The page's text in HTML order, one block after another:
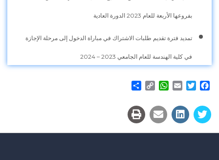
بفروعها الأربعة للعام 2023 الدورة العادية
تمديد فترة تقديم طلبات الاشتراك في مباراة الدخول إلى مرحلة الإجازة
في كلية الهندسة للعام الجامعي 2023 – 2024
Facebook
Twitter
Email
WhatsApp
Copy